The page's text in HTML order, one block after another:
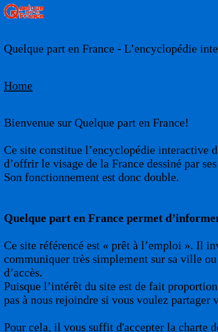
Quelque part en France - L’encyclopédie
Home
Bienvenue sur Quelque part en France!
Ce site constitue l’encyclopédie interactive
d’offrir le visage de la France dessiné par
Son fonctionnement est donc double.
Quelque part en France permet
Ce site référencé est « prêt à l’emploi ». Il
communiquer très simplement sur sa ville
d’accès.
Puisque l’intérêt du site est de fait
pas à nous rejoindre si vous voulez
Pour cela, il vous suffit d'accepter la charte